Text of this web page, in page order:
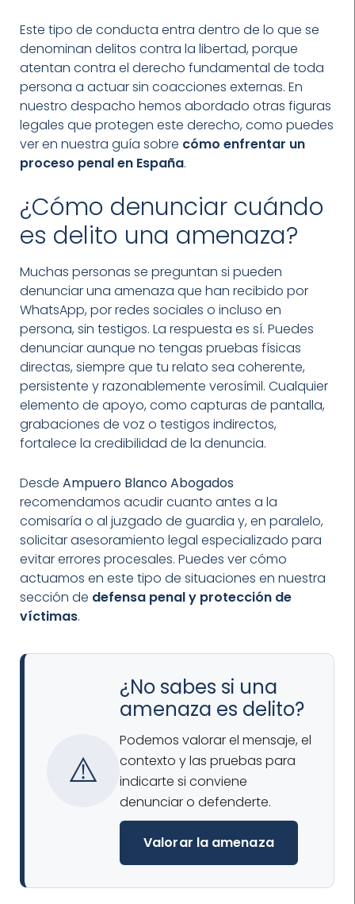
Este tipo de conducta entra dentro de lo que se
denominan delitos contra la libertad, porque
atentan contra el derecho fundamental de toda
persona a actuar sin coacciones externas. En
nuestro despacho hemos abordado otras figuras
legales que protegen este derecho, como puedes
ver en nuestra guía sobre cómo enfrentar un
proceso penal en España.
¿Cómo denunciar cuándo
es delito una amenaza?
Muchas personas se preguntan si pueden
denunciar una amenaza que han recibido por
WhatsApp, por redes sociales o incluso en
persona, sin testigos. La respuesta es sí. Puedes
denunciar aunque no tengas pruebas físicas
directas, siempre que tu relato sea coherente,
persistente y razonablemente verosímil. Cualquier
elemento de apoyo, como capturas de pantalla,
grabaciones de voz o testigos indirectos,
fortalece la credibilidad de la denuncia.
Desde Ampuero Blanco Abogados
recomendamos acudir cuanto antes a la
comisaría o al juzgado de guardia y, en paralelo,
solicitar asesoramiento legal especializado para
evitar errores procesales. Puedes ver cómo
actuamos en este tipo de situaciones en nuestra
sección de defensa penal y protección de
víctimas.
⚠️
¿No sabes si una
amenaza es delito?
Podemos valorar el mensaje, el
contexto y las pruebas para
indicarte si conviene
denunciar o defenderte.
Valorar la amenaza